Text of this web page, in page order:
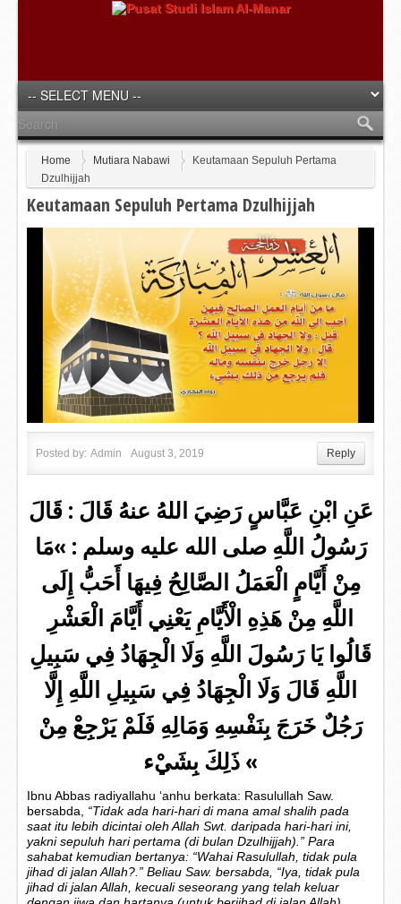
Home Mutiara Nabawi
Keutamaan Sepuluh Pertama
Dzulhijjah
Keutamaan Sepuluh Pertama Dzulhijjah
Posted by: Admin August 3, 2019 Reply
عَنِ ابْنِ عَبَّاسٍ رَضِيَ اللهُ عنهُ قَالَ : قَالَ
رَسُولُ اللَّهِ صلى الله عليه وسلم : »مَا
مِنْ أَيَّامٍ الْعَمَلُ الصَّالِحُ فِيهَا أَحَبُّ إِلَى
اللَّهِ مِنْ هَذِهِ الْأَيَّامِ يَعْنِي أَيَّامَ الْعَشْرِ
قَالُوا يَا رَسُولَ اللَّهِ وَلَا الْجِهَادُ فِي سَبِيلِ
اللَّهِ قَالَ وَلَا الْجِهَادُ فِي سَبِيلِ اللَّهِ إِلَّا
رَجُلٌ خَرَجَ بِنَفْسِهِ وَمَالِهِ فَلَمْ يَرْجِعْ مِنْ
ذَلِكَ بِشَيْء «
Ibnu Abbas radiyallahu ‘anhu berkata: Rasulullah Saw.
bersabda, “Tidak ada hari-hari di mana amal shalih pada
saat itu lebih dicintai oleh Allah Swt. daripada hari-hari ini,
yakni sepuluh hari pertama (di bulan Dzulhijjah).” Para
sahabat kemudian bertanya: “Wahai Rasulullah, tidak pula
jihad di jalan Allah?.” Beliau Saw. bersabda, “Iya, tidak pula
jihad di jalan Allah, kecuali seseorang yang telah keluar